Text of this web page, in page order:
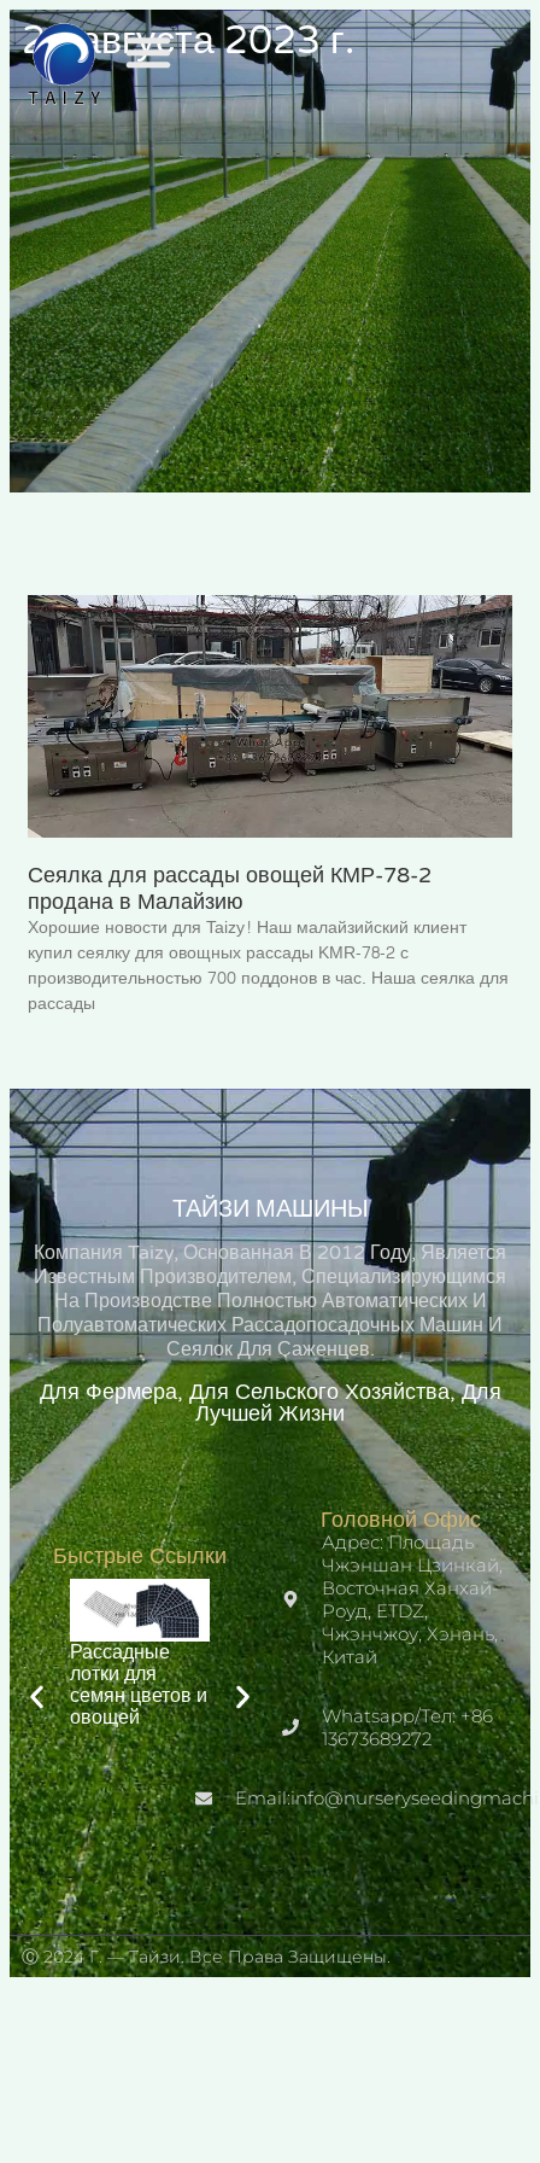
29 августа 2023 г.
Сеялка для рассады овощей КМР-78-2
продана в Малайзию
Хорошие новости для Taizy! Наш малайзийский клиент
купил сеялку для овощных рассады KMR-78-2 с
производительностью 700 поддонов в час. Наша сеялка для
рассады
ТАЙЗИ МАШИНЫ
Компания Taizy, Основанная В 2012 Году, Является
Известным Производителем, Специализирующимся
На Производстве Полностью Автоматических И
Полуавтоматических Рассадопосадочных Машин И
Сеялок Для Саженцев.
Для Фермера, Для Сельского Хозяйства, Для
Лучшей Жизни
Быстрые Ссылки
Рассадные
лотки для
семян цветов и
овощей
Полуавтоматич
еская сеялка
для
питомников на
продажу
Рассадопосадо
чная машина
для пионов |
Машина для
рассады
овощей
Головной Офис
Адрес: Площадь
Чжэншан Цзинкай,
Восточная Ханхай-
Роуд, ETDZ,
Чжэнчжоу, Хэнань,
Китай
Whatsapp/Тел: +86
13673689272
Ⓒ 2024 Г. — Тайзи. Все Права Защищены.